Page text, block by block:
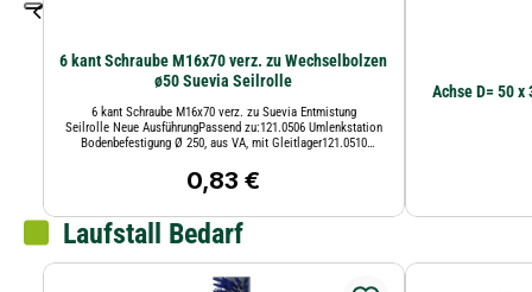
6 kant Schraube M16x70 verz. zu Wechselbolzen
ø50 Suevia Seilrolle
6 kant Schraube M16x70 verz. zu Suevia Entmistung
Seilrolle Neue AusführungPassend zu:121.0506 Umlenkstation
Bodenbefestigung Ø 250, aus VA, mit Gleitlager121.0510
Regulärer Preis:
0,83 €
Achse D= 50
Laufstall Bedarf